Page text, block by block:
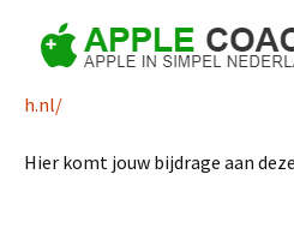
h.nl/
Hier komt jouw bijdrage aan